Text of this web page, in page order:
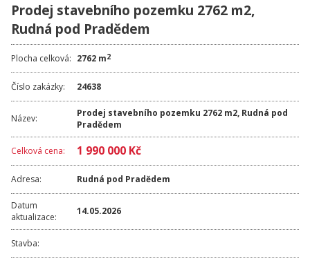
REFERENCE
SLUŽBY
KARIÉRA
FINANCOVÁNÍ / HYPOTÉKA
KONTAKT
Prodej stavebního pozemku 2762 m2,
Rudná pod Pradědem
Plocha celková: 2762 m2
Číslo zakázky: 24638
Název:
Prodej stavebního pozemku 2762 m2, Rudná pod
Pradědem
Celková cena: 1 990 000 Kč
Adresa: Rudná pod Pradědem
Datum
aktualizace:
14.05.2026
Stavba: